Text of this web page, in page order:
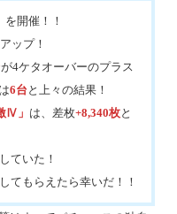
を開催！！
ップ！
が4ケタオーバーのプラス
6台 と上々の結果！
Ⅳ」 は、差枚+8,340枚と
ていた！
てもらえたら幸いだ！！